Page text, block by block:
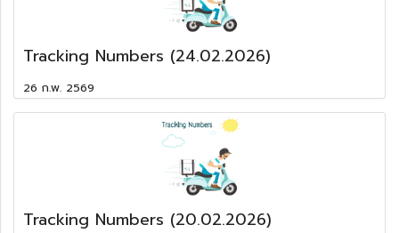
Tracking Numbers (24.02.2026)
26 ก.พ. 2569
Tracking Numbers (20.02.2026)